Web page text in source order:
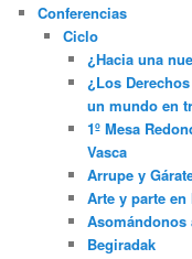
Conferencias
Ciclo
¿Hacia una
¿Los
un mundo en
1º Mesa
Vasca
Arrupe y
Arte y parte
Begiradak